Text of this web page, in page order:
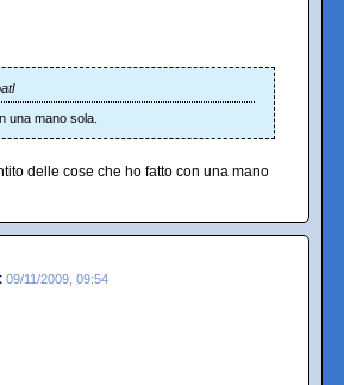
una mano sola.
delle cose che ho fatto con una mano
09/11/2009, 09:54